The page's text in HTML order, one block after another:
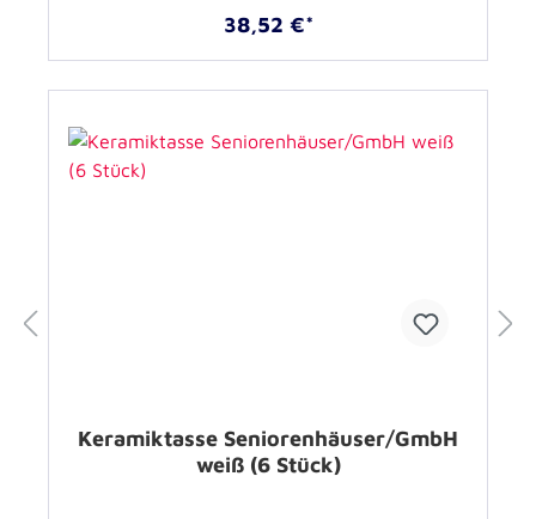
38,52 €*
Keramiktasse Seniorenhäuser/GmbH
weiß (6 Stück)